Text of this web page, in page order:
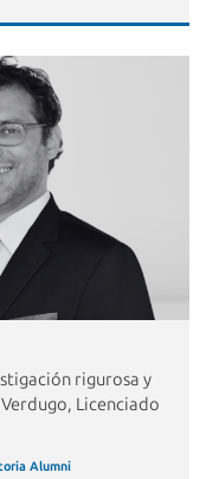
rigurosa y
Licenciado
Alumni